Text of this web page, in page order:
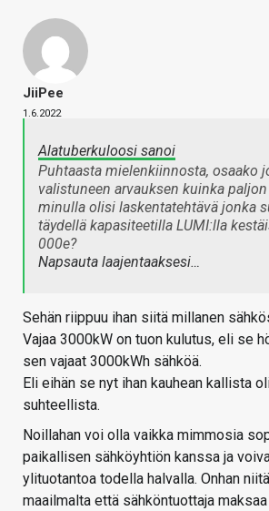
JiiPee
1.6.2022
Alatuberkuloosi sanoi
Puhtaasta mielenkiinnosta, osaako
valistuneen arvauksen kuinka
minulla olisi laskentatehtävä jonka
täydellä kapasiteetilla LUMI:lla
000e?
Napsauta laajentaaksesi…
Sehän riippuu ihan siitä millanen
Vajaa 3000kW on tuon kulutus, eli se
sen vajaat 3000kWh sähköä.
Eli eihän se nyt ihan kauhean kallista
suhteellista.
Noillahan voi olla vaikka mimmosia
paikallisen sähköyhtiön kanssa ja
ylituotantoa todella halvalla. Onhan
maailmalta että sähköntuottaja